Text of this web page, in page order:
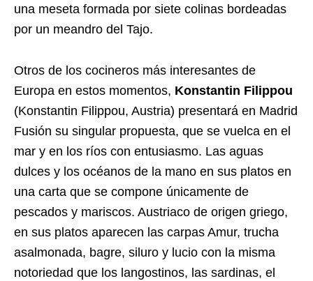
una meseta formada por siete colinas bordeadas
por un meandro del Tajo.
Otros de los cocineros más interesantes de
Europa en estos momentos, Konstantin Filippou
(Konstantin Filippou, Austria) presentará en Madrid
Fusión su singular propuesta, que se vuelca en el
mar y en los ríos con entusiasmo. Las aguas
dulces y los océanos de la mano en sus platos en
una carta que se compone únicamente de
pescados y mariscos. Austriaco de origen griego,
en sus platos aparecen las carpas Amur, trucha
asalmonada, bagre, siluro y lucio con la misma
notoriedad que los langostinos, las sardinas, el